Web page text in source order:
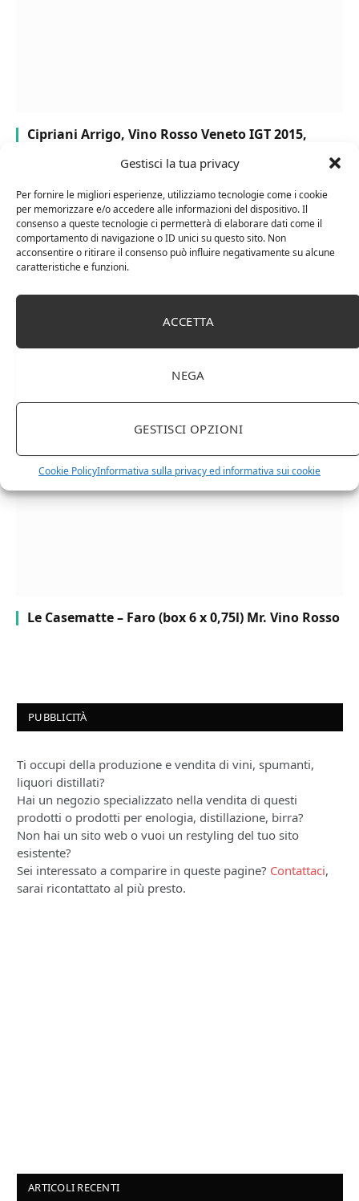
Gestisci la tua privacy
Per fornire le migliori esperienze, utilizziamo tecnologie come i cookie
per memorizzare e/o accedere alle informazioni del dispositivo. Il
consenso a queste tecnologie ci permetterà di elaborare dati come il
comportamento di navigazione o ID unici su questo sito. Non
acconsentire o ritirare il consenso può influire negativamente su alcune
caratteristiche e funzioni.
ACCETTA
NEGA
GESTISCI OPZIONI
Cookie PolicyInformativa sulla privacy ed informativa sui cookie
Cipriani Arrigo, Vino Rosso Veneto IGT 2015,
Chanson Pere & Fils – Chassagne Montrachet
Le Casematte – Faro (box 6 x 0,75l) Mr. Vino Rosso
PUBBLICITÀ
Ti occupi della produzione e vendita di vini, spumanti,
liquori distillati?
Hai un negozio specializzato nella vendita di questi
prodotti o prodotti per enologia, distillazione, birra?
Non hai un sito web o vuoi un restyling del tuo sito
esistente?
Sei interessato a comparire in queste pagine? Contattaci,
sarai ricontattato al più presto.
ARTICOLI RECENTI